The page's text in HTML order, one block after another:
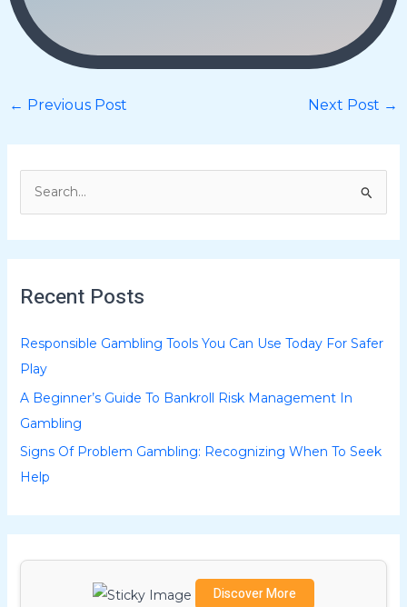
← Previous Post Next Post →
c
f
o
r
:
Recent Posts
Responsible Gambling Tools You Can Use Today For Safer
Play
A Beginner’s Guide To Bankroll Risk Management In
Gambling
Signs Of Problem Gambling: Recognizing When To Seek
Help
Discover More